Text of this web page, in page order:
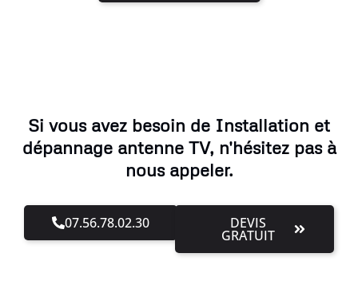
Si vous avez besoin de Installation et
dépannage antenne TV, n'hésitez pas à
nous appeler.
07.56.78.02.30 DEVIS
GRATUIT